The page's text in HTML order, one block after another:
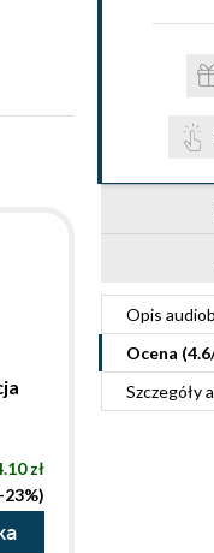
Opis
Ocena (4.6
Szczegóły
zł
23%)